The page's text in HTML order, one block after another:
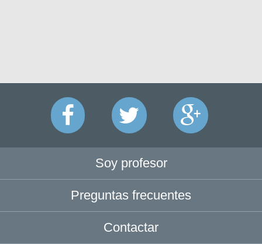
Soy profesor
Preguntas frecuentes
Contactar